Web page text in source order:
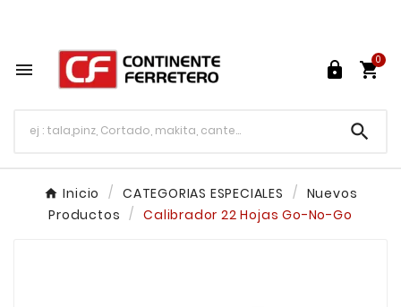
  
0

Inicio CATEGORIAS ESPECIALES
Nuevos
Productos
Calibrador 22 Hojas Go-No-Go